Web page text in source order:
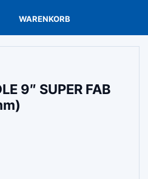
WARENKORB
9″ SUPER FAB